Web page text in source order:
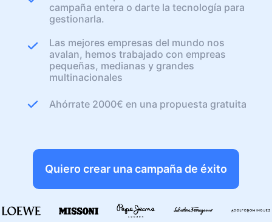
campaña entera o darte la tecnología para
gestionarla.
Las mejores empresas del mundo nos
avalan, hemos trabajado con empreas
pequeñas, medianas y grandes
multinacionales
Ahórrate 2000€ en una propuesta gratuita
Quiero crear una campaña de éxito